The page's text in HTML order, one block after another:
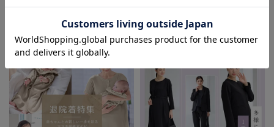
助産院監修シリーズ
もう迷わない!!ママのための上品で
清楚なお宮参り服
お気に入り商品を確認する